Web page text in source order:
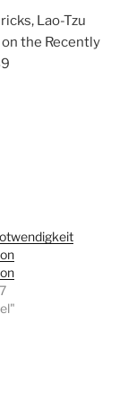
Lao-Tzu
the Recently